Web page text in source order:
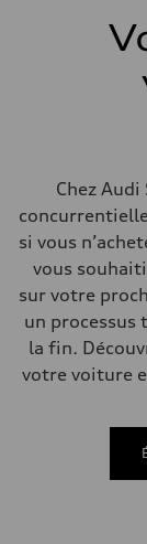
Transmission
7-speed S tronic
5-link
Système de
single piston front
Direction
Poids
Poids à vide
—
Poids brut
Volumes
Réservoir de
Vitesse de pointe
Chez
si vous
vous
sur votre
un processus
la fin.
votre voiture